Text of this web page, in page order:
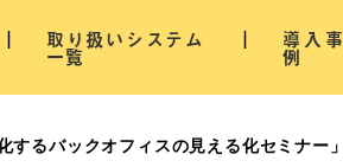
取り扱いシステム
一覧
導入事
例
るバックオフィスの見える化セミナー」